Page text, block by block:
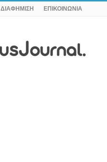
ΔΙΑΦΗΜΙΣΗ ΕΠΙΚΟΙΝΩΝΙΑ